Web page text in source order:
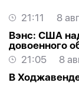
21:11
8
Вэнс: США
довоенного
Ормуз
21:05
8
В